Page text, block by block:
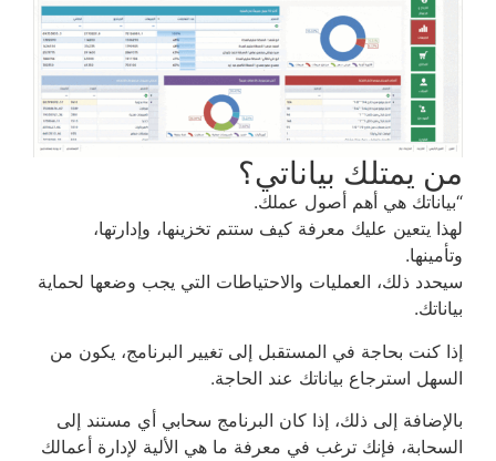
من يمتلك بياناتي؟
“بياناتك هي أهم أصول عملك.
لهذا يتعين عليك معرفة كيف ستتم تخزينها، وإدارتها،
وتأمينها.
سيحدد ذلك، العمليات والاحتياطات التي يجب وضعها لحماية
بياناتك.
إذا كنت بحاجة في المستقبل إلى تغيير البرنامج، يكون من
السهل استرجاع بياناتك عند الحاجة.
بالإضافة إلى ذلك، إذا كان البرنامج سحابي أي مستند إلى
السحابة، فإنك ترغب في معرفة ما هي الألية لإدارة أعمالك